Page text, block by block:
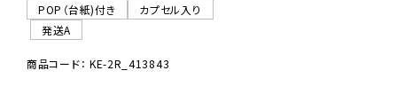
POP（台紙)付き
カプセル入り
発送A
商品コード： KE-2R_413843